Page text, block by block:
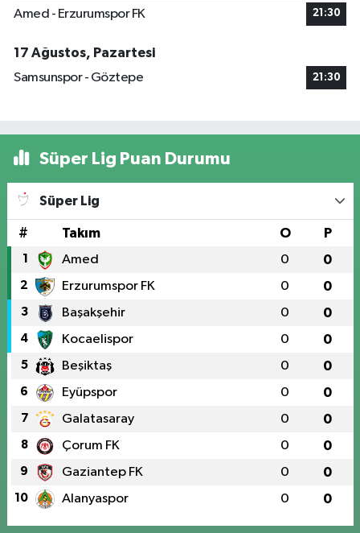
Amed - Erzurumspor FK 21:30
17 Ağustos, Pazartesi
Samsunspor - Göztepe
21:30
Süper Lig Puan Durumu
Süper Lig
# Takım O P
1 Amed 0 0
2 Erzurumspor FK 0 0
3 Başakşehir 0 0
4 Kocaelispor 0 0
5 Beşiktaş 0 0
6 Eyüpspor 0 0
7 Galatasaray 0 0
8 Çorum FK 0 0
9 Gaziantep FK 0 0
10 Alanyaspor 0 0